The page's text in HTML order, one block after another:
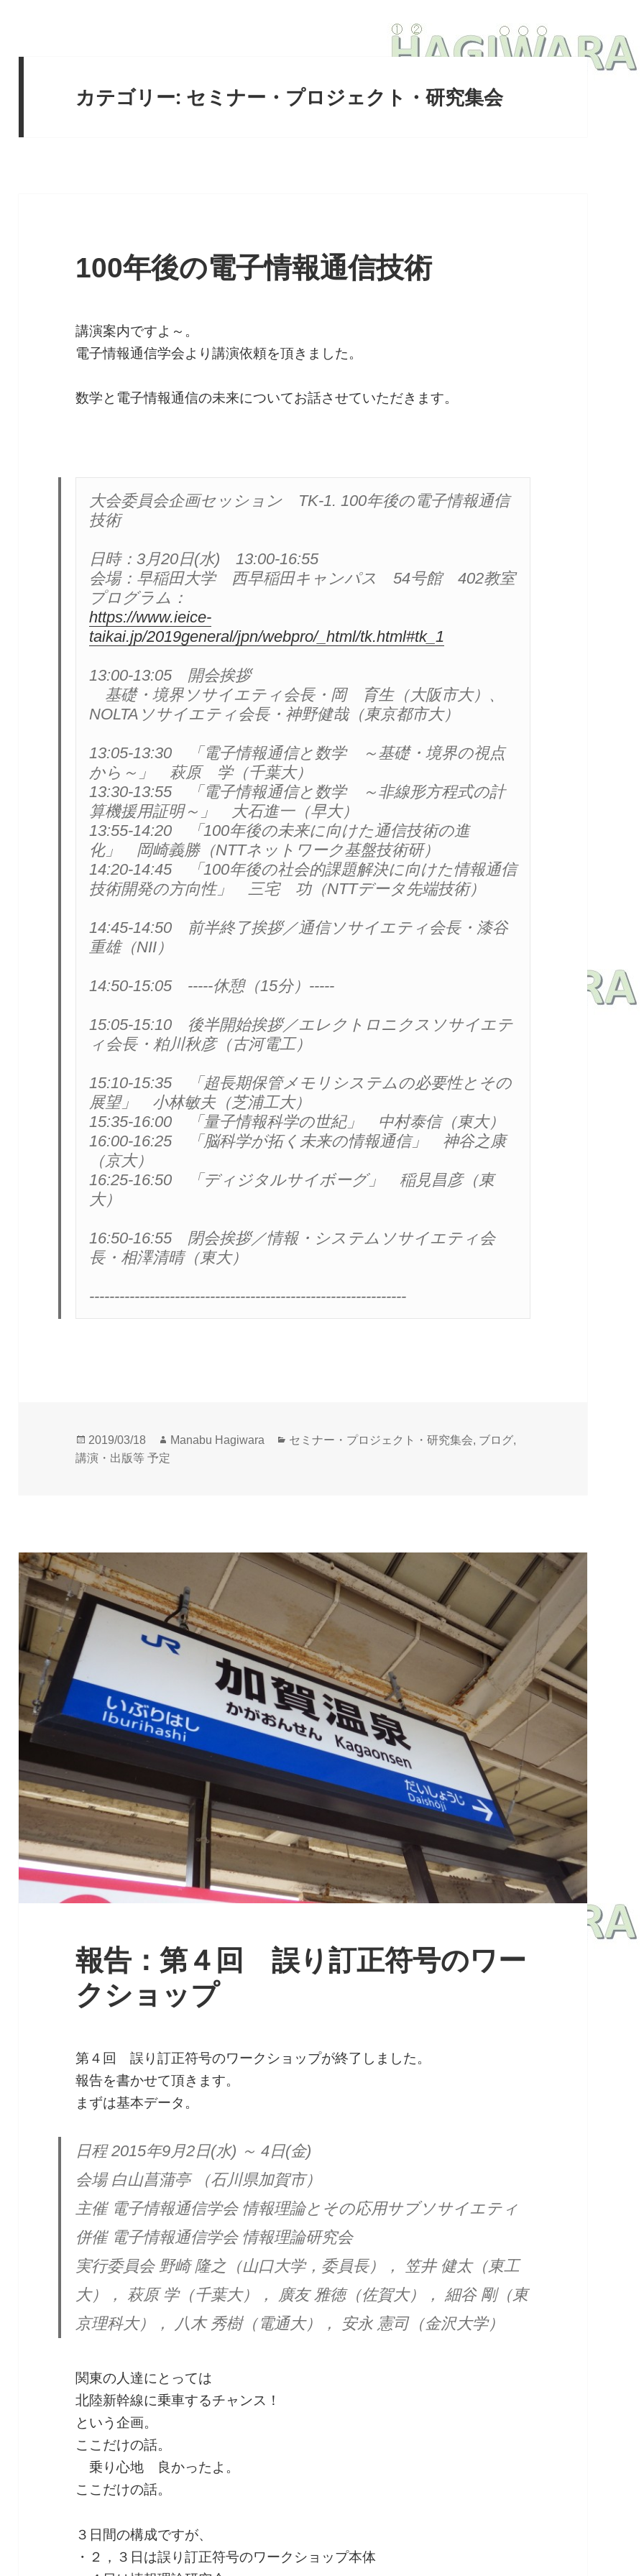
カテゴリー: セミナー・プロジェクト・研究集会
100年後の電子情報通信技術
講演案内ですよ～。
電子情報通信学会より講演依頼を頂きました。
数学と電子情報通信の未来についてお話させていただきます。
大会委員会企画セッション　TK-1. 100年後の電子情報通信
技術
日時：3月20日(水)　13:00-16:55
会場：早稲田大学　西早稲田キャンパス　54号館　402教室
https://www.ieice-
taikai.jp/2019general/jpn/webpro/_html/tk.html#tk_1
13:00-13:05　開会挨拶
基礎・境界ソサイエティ会長・岡　育生（大阪市大）、
NOLTAソサイエティ会長・神野健哉（東京都市大）
13:05-13:30　「電子情報通信と数学　～基礎・境界の視点
から～」　萩原　学（千葉大）
13:30-13:55　「電子情報通信と数学　～非線形方程式の計
算機援用証明～」　大石進一（早大）
13:55-14:20　「100年後の未来に向けた通信技術の進
化」　岡崎義勝（NTTネットワーク基盤技術研）
14:20-14:45　「100年後の社会的課題解決に向けた情報通信
技術開発の方向性」　三宅　功（NTTデータ先端技術）
14:45-14:50　前半終了挨拶／通信ソサイエティ会長・漆谷
重雄（NII）
14:50-15:05　-----休憩（15分）-----
15:05-15:10　後半開始挨拶／エレクトロニクスソサイエテ
ィ会長・粕川秋彦（古河電工）
15:10-15:35　「超長期保管メモリシステムの必要性とその
展望」　小林敏夫（芝浦工大）
15:35-16:00　「量子情報科学の世紀」　中村泰信（東大）
16:00-16:25　「脳科学が拓く未来の情報通信」　神谷之康
（京大）
16:25-16:50　「ディジタルサイボーグ」　稲見昌彦（東
大）
16:50-16:55　閉会挨拶／情報・システムソサイエティ会
長・相澤清晴（東大）
---------------------------------------------------------------
投
稿
2019/03/18
作
Manabu Hagiwara
カ
セミナー・プロジェクト・研究集会, ブログ,
講演・出版等 予定
報告：第４回 誤り訂正符号のワー
クショップ
第４回 誤り訂正符号のワークショップが終了しました。
報告を書かせて頂きます。
まずは基本データ。
日程 2015年9月2日(水) ～ 4日(金)
会場 白山菖蒲亭 （石川県加賀市）
主催 電子情報通信学会 情報理論とその応用サブソサイエティ
併催 電子情報通信学会 情報理論研究会
実行委員会 野崎 隆之（山口大学，委員長）， 笠井 健太（東工
大）， 萩原 学（千葉大）， 廣友 雅徳（佐賀大）， 細谷 剛（東
京理科大）， 八木 秀樹（電通大）， 安永 憲司（金沢大学）
関東の人達にとっては
北陸新幹線に乗車するチャンス！
という企画。
ここだけの話。
乗り心地 良かったよ。
ここだけの話。
３日間の構成ですが、
・２，３日は誤り訂正符号のワークショップ本体